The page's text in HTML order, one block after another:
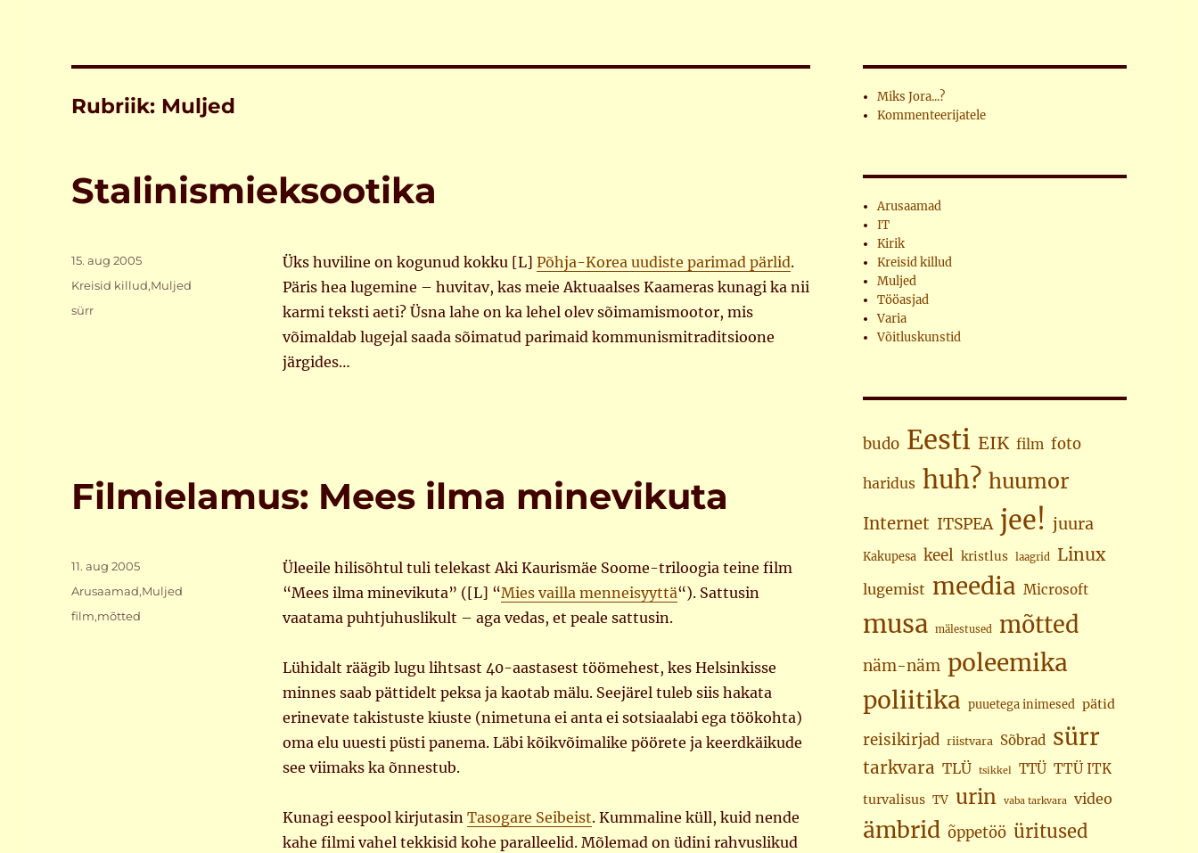
Rubriik: Muljed
Stalinismieksootika
Üks huviline on kogunud kokku [L] Põhja-Korea uudiste parimad pärlid.
Päris hea lugemine – huvitav, kas meie Aktuaalses Kaameras kunagi ka nii
karmi teksti aeti? Üsna lahe on ka lehel olev sõimamismootor, mis
võimaldab lugejal saada sõimatud parimaid kommunismitraditsioone
järgides…
Postitatud
15. aug 2005
Rubriigid
Kreisid killud,Muljed
Sildid
sürr
Filmielamus: Mees ilma minevikuta
Üleeile hilisõhtul tuli telekast Aki Kaurismäe Soome-triloogia teine film
“Mees ilma minevikuta” ([L] “Mies vailla menneisyyttä“). Sattusin
vaatama puhtjuhuslikult – aga vedas, et peale sattusin.
Lühidalt räägib lugu lihtsast 40-aastasest töömehest, kes Helsinkisse
minnes saab pättidelt peksa ja kaotab mälu. Seejärel tuleb siis hakata
erinevate takistuste kiuste (nimetuna ei anta ei sotsiaalabi ega töökohta)
oma elu uuesti püsti panema. Läbi kõikvõimalike pöörete ja keerdkäikude
see viimaks ka õnnestub.
Kunagi eespool kirjutasin Tasogare Seibeist. Kummaline küll, kuid nende
kahe filmi vahel tekkisid kohe paralleelid. Mõlemad on üdini rahvuslikud
Postitatud
11. aug 2005
Rubriigid
Arusaamad,Muljed
Sildid
film,mõtted
Miks Jora...?
Kommenteerijatele
Arusaamad
IT
Kirik
Kreisid killud
Muljed
Tööasjad
Varia
Võitluskunstid
budo Eesti EIK film foto
haridus huh? huumor
Internet ITSPEA jee! juura
Kakupesa keel kristlus laagrid Linux
lugemist meedia Microsoft
musa mälestused mõtted
näm-näm poleemika
poliitika puuetega inimesed pätid
reisikirjad riistvara Sõbrad sürr
tarkvara TLÜ tsikkel TTÜ TTÜ ITK
turvalisus TV urin vaba tarkvara video
ämbrid õppetöö üritused